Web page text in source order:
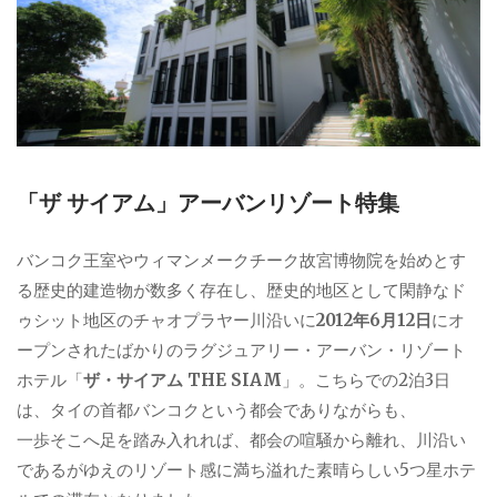
「ザ サイアム」アーバンリゾート特集
バンコク王室やウィマンメークチーク故宮博物院を始めとす
る歴史的建造物が数多く存在し、歴史的地区として閑静なド
ゥシット地区のチャオプラヤー川沿いに2012年6月12日にオ
ープンされたばかりのラグジュアリー・アーバン・リゾート
ホテル「ザ・サイアム THE SIAM 」。こちらでの2泊3日
は、タイの首都バンコクという都会でありながらも、
一歩そこへ足を踏み入れれば、都会の喧騒から離れ、川沿い
であるがゆえのリゾート感に満ち溢れた素晴らしい5つ星ホテ